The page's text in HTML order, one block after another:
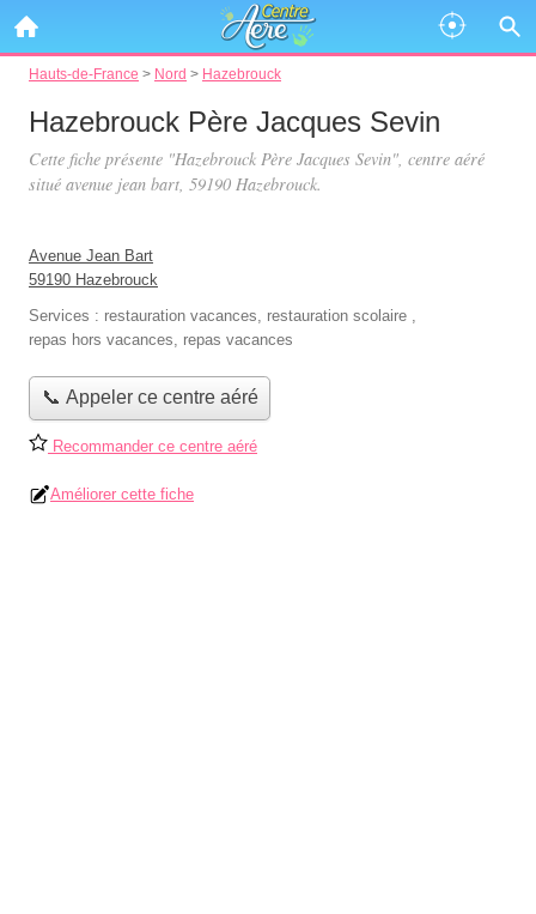
Hauts-de-France > Nord > Hazebrouck
Hazebrouck Père Jacques Sevin
Cette fiche présente "Hazebrouck Père Jacques Sevin", centre aéré
situé avenue jean bart, 59190 Hazebrouck.
Avenue Jean Bart
59190 Hazebrouck
Services : restauration vacances, restauration scolaire ,
repas hors vacances, repas vacances
📞 Appeler ce centre aéré
Recommander ce centre aéré
Améliorer cette fiche